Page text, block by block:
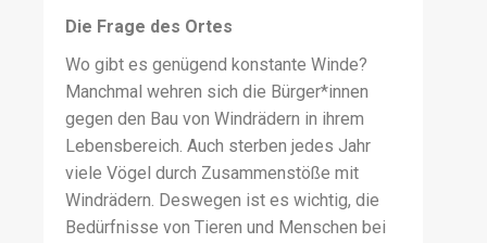
Die Frage des Ortes
Wo gibt es genügend konstante Winde?
Manchmal wehren sich die Bürger*innen
gegen den Bau von Windrädern in ihrem
Lebensbereich. Auch sterben jedes Jahr
viele Vögel durch Zusammenstöße mit
Windrädern. Deswegen ist es wichtig, die
Bedürfnisse von Tieren und Menschen bei